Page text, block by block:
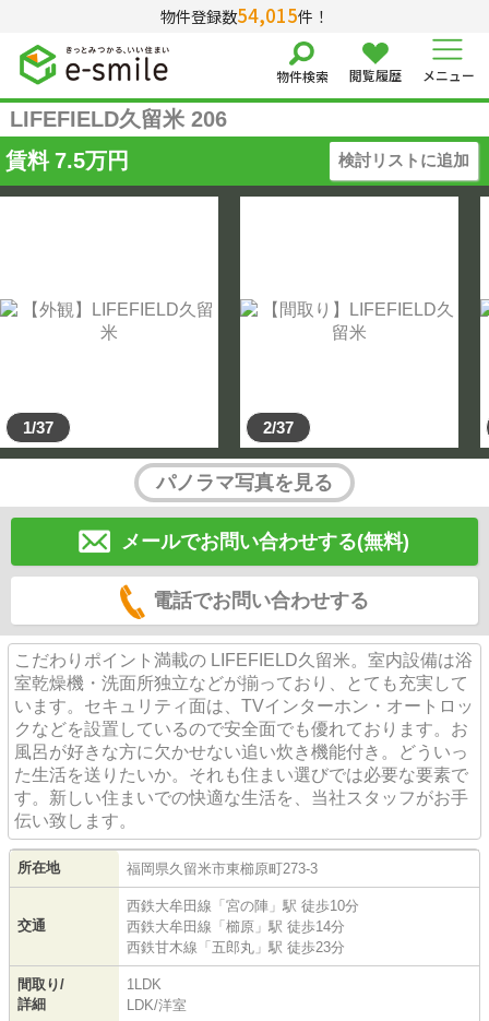
物件登録数54,015件！
物件検索 閲覧履歴 メニュー
LIFEFIELD久留米 206
賃料 7.5万円 検討リストに追加
1/37 2/37
パノラマ写真を見る
メールでお問い合わせする(無料)
電話でお問い合わせする
こだわりポイント満載の LIFEFIELD久留米。室内設備は浴
室乾燥機・洗面所独立などが揃っており、とても充実して
います。セキュリティ面は、TVインターホン・オートロッ
クなどを設置しているので安全面でも優れております。お
風呂が好きな方に欠かせない追い炊き機能付き。どういっ
た生活を送りたいか。それも住まい選びでは必要な要素で
す。新しい住まいでの快適な生活を、当社スタッフがお手
伝い致します。
所在地 福岡県久留米市東櫛原町273-3
交通
西鉄大牟田線 「宮の陣 」駅 徒歩10分
西鉄大牟田線 「櫛原 」駅 徒歩14分
西鉄甘木線 「五郎丸 」駅 徒歩23分
間取り/
詳細
1LDK
LDK/洋室